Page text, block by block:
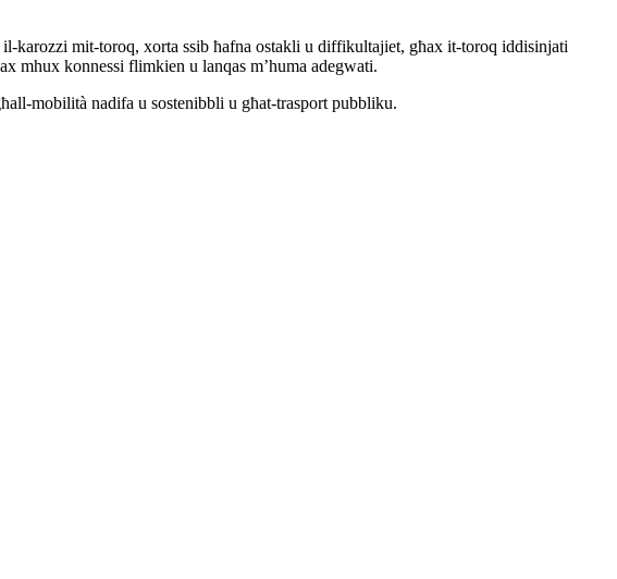
karozzi mit-toroq, xorta ssib ħafna ostakli u diffikultajiet, għax it-toroq iddisinjati
mhux konnessi flimkien u lanqas m’huma adegwati.
mobilità nadifa u sostenibbli u għat-trasport pubbliku.